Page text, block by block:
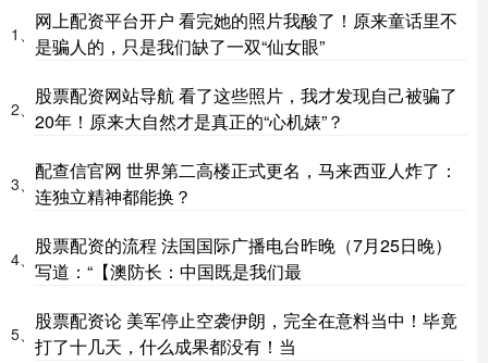
1、
网上配资平台开户 看完她的照片我酸了！原来童话里不
是骗人的，只是我们缺了一双“仙女眼”
2、
股票配资网站导航 看了这些照片，我才发现自己被骗了
20年！原来大自然才是真正的“心机婊”？
3、
配查信官网 世界第二高楼正式更名，马来西亚人炸了：
连独立精神都能换？
4、
股票配资的流程 法国国际广播电台昨晚（7月25日晚）
写道：“【澳防长：中国既是我们最
5、
股票配资论 美军停止空袭伊朗，完全在意料当中！毕竟
打了十几天，什么成果都没有！当